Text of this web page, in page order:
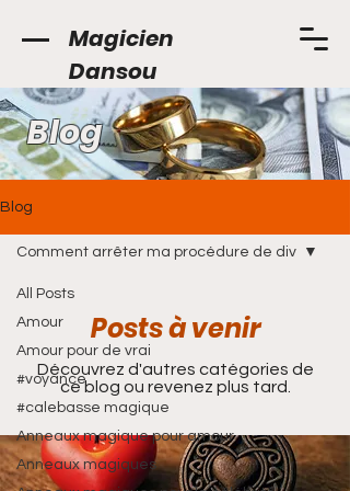
Magicien
Dansou
Blog
Blog
All Posts
Amour
Amour pour de vrai
#voyance
#calebasse magique
Anneaux magique pour amour
Anneaux magiques
Comment arrêter ma procédure de div
Posts à venir
Découvrez d'autres catégories de
ce blog ou revenez plus tard.